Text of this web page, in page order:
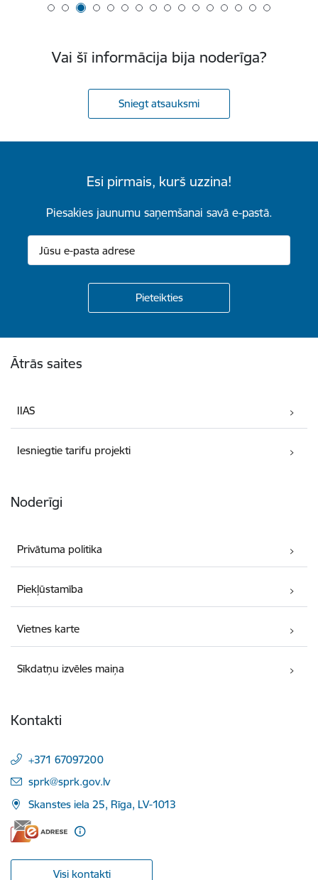
Vai šī informācija bija noderīga?
Sniegt atsauksmi
Esi pirmais, kurš uzzina!
Piesakies jaunumu saņemšanai savā e-pastā.
Ātrās saites
IIAS
Iesniegtie tarifu projekti
Noderīgi
Privātuma politika
Piekļūstamība
Vietnes karte
Sīkdatņu izvēles maiņa
Kontakti
+371 67097200
E-pasts:
sprk@sprk.gov.lv
Skanstes iela 25, Rīga, LV-1013
Visi kontakti